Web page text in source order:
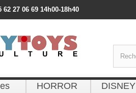
62 27 06 69 14h00-18h40
HORROR
DISNEY